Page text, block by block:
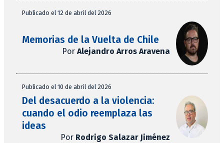
Publicado el 12 de abril del 2026
Memorias de la Vuelta de Chile
Por Alejandro Arros Aravena
Publicado el 10 de abril del 2026
Del desacuerdo a la violencia:
cuando el odio reemplaza las
ideas
Por Rodrigo Salazar Jiménez